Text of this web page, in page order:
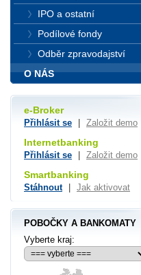
IPO a ostatní
Podílové fondy
Odběr zpravodajství
O NÁS
e-Broker
Přihlásit se Založit demo
Internetbanking
Přihlásit se Založit demo
Smartbanking
Stáhnout Jak aktivovat
POBOČKY A BANKOMATY
Vyberte kraj: